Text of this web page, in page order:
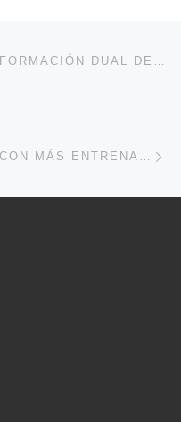
OFERTA DE GRADOS CON FORMACIÓN DUAL DE LA UNIVERSIDAD DE DEUSTO EN 2023
UN MES MÁS CORTO, PERO CON MÁS ENTRENAMIENTOS